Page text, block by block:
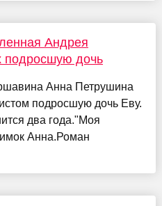
Андрея
подросшую дочь
Анна Петрушина
подросшую дочь Еву.
два года."Моя
Анна.Роман